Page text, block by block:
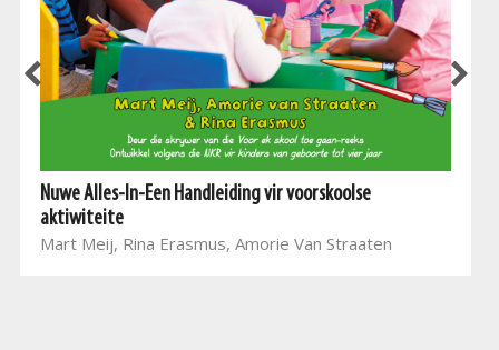
Nuwe Alles-In-Een Handleiding vir voorskoolse
aktiwiteite
Mart Meij, Rina Erasmus, Amorie Van Straaten